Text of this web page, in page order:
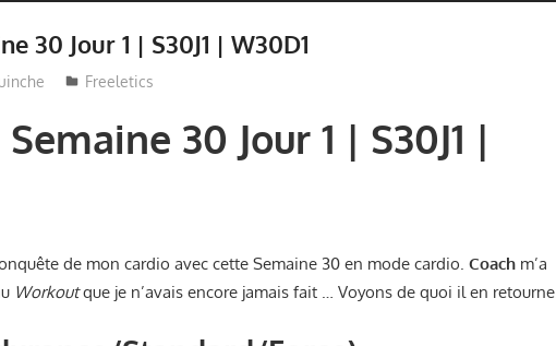
30 Jour 1 | S30J1 | W30D1
Freeletics
30 Jour 1 | S30J1 |
de mon cardio avec cette Semaine 30 en mode cardio.Coach m’a
Workoutque je n’avais encore jamais fait … Voyons de quoi il en retourne.